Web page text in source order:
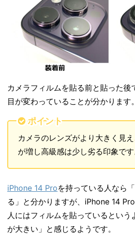
カメラフィルムを貼る前と貼った後
目が変わっていることが分かります。
ポイント
カメラのレンズがより大きく見
が増し高級感は少し劣る印象です
iPhone 14 Proを持っている人なら
る」と分かりますが、iPhone 14
人にはフィルムを貼っているという
が大きい」と感じるようです。